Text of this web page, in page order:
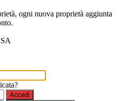
ogni nuova proprietà aggiunta
Accedi